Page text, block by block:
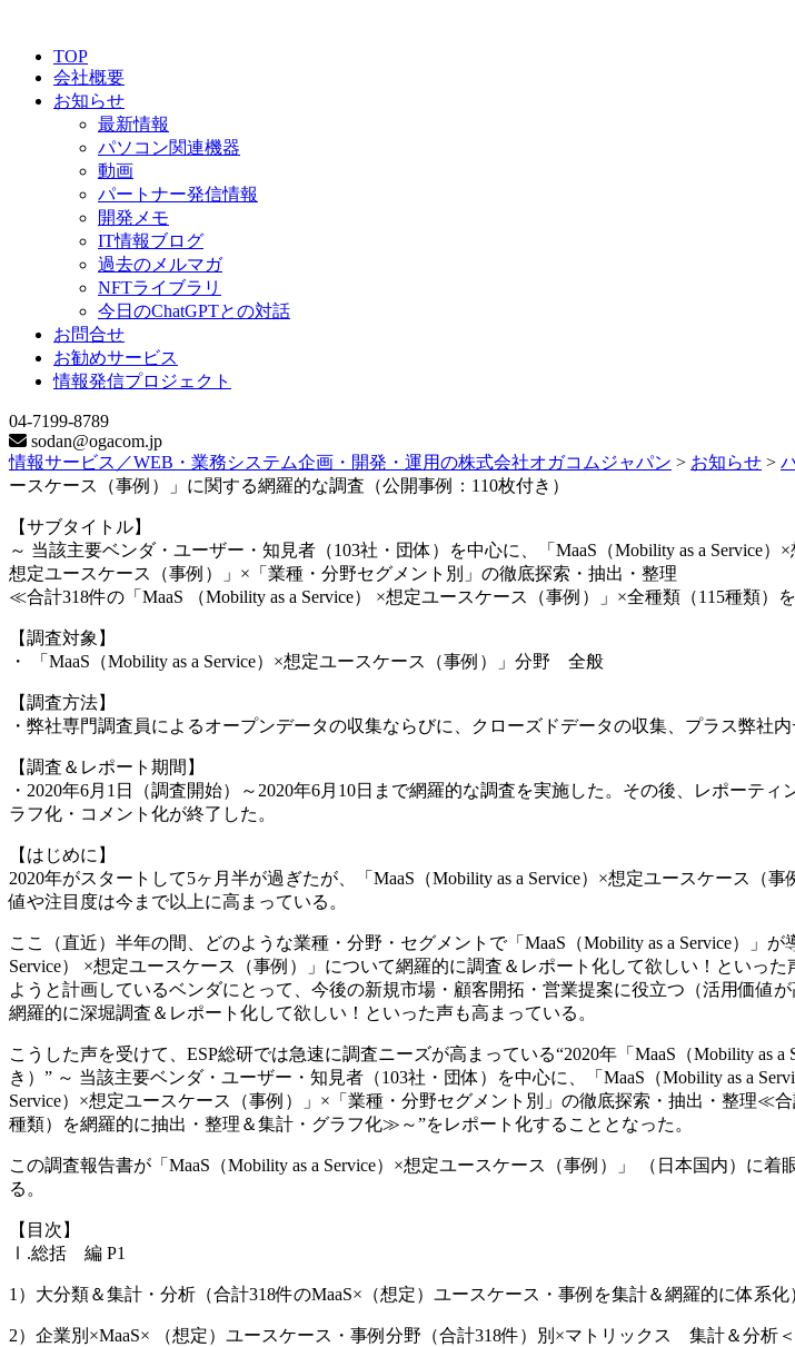
TOP
会社概要
お知らせ
最新情報
パソコン関連機器
動画
パートナー発信情報
開発メモ
IT情報ブログ
過去のメルマガ
NFTライブラリ
今日のChatGPTとの対話
お問合せ
お勧めサービス
情報発信プロジェクト
04-7199-8789
sodan@ogacom.jp
情報サービス／WEB・業務システム企画・開発・運用の株式会社オガコムジャパン > お知らせ >
ースケース（事例）」に関する網羅的な調査（公開事例：110枚付き）
【サブタイトル】
～ 当該主要ベンダ・ユーザー・知見者（103社・団体）を中心に、「MaaS（Mobility as a Service
想定ユースケース（事例）」×「業種・分野セグメント別」の徹底探索・抽出・整理
≪合計318件の「MaaS （Mobility as a Service） ×想定ユースケース（事例）」×全種類（115種類
【調査対象】
・ 「MaaS（Mobility as a Service）×想定ユースケース（事例）」分野 全般
【調査方法】
・弊社専門調査員によるオープンデータの収集ならびに、クローズドデータの収集、プラス弊社
【調査＆レポート期間】
・2020年6月1日（調査開始）～2020年6月10日まで網羅的な調査を実施した。その後、レポーテ
ラフ化・コメント化が終了した。
【はじめに】
2020年がスタートして5ヶ月半が過ぎたが、「MaaS（Mobility as a Service）×想定ユースケース
値や注目度は今まで以上に高まっている。
ここ（直近）半年の間、どのような業種・分野・セグメントで「MaaS（Mobility as a Service）」
Service） ×想定ユースケース（事例）」について網羅的に調査＆レポート化して欲しい！といっ
ようと計画しているベンダにとって、今後の新規市場・顧客開拓・営業提案に役立つ（活用価値
網羅的に深堀調査＆レポート化して欲しい！といった声も高まっている。
こうした声を受けて、ESP総研では急速に調査ニーズが高まっている“2020年「MaaS（Mobility
き）” ～ 当該主要ベンダ・ユーザー・知見者（103社・団体）を中心に、「MaaS（Mobility as a
Service）×想定ユースケース（事例）」×「業種・分野セグメント別」の徹底探索・抽出・整理≪
種類）を網羅的に抽出・整理＆集計・グラフ化≫～”をレポート化することとなった。
この調査報告書が「MaaS（Mobility as a Service）×想定ユースケース（事例）」 （日本国内）に
る。
【目次】
Ⅰ.総括 編 P1
1）大分類＆集計・分析（合計318件のMaaS×（想定）ユースケース・事例を集計＆網羅的に体系化
2）企業別×MaaS× （想定）ユースケース・事例分野（合計318件）別×マトリックス 集計＆分